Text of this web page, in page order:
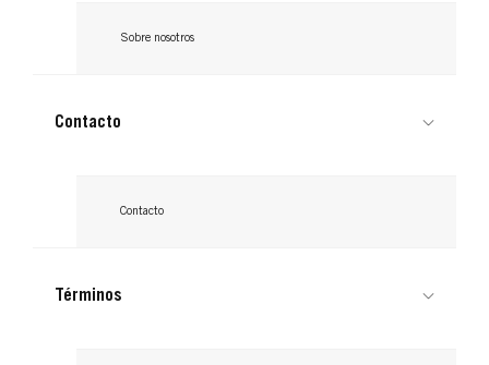
Sobre nosotros
Contacto
Contacto
Términos